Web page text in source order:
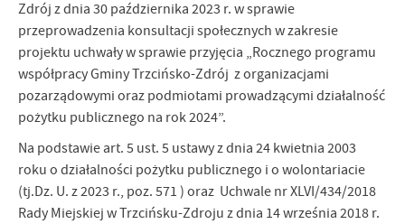
Zdrój z dnia 30 października 2023 r. w sprawie
przeprowadzenia konsultacji społecznych w zakresie
projektu uchwały w sprawie przyjęcia „Rocznego programu
współpracy Gminy Trzcińsko-Zdrój z organizacjami
pozarządowymi oraz podmiotami prowadzącymi działalność
pożytku publicznego na rok 2024”.
Na podstawie art. 5 ust. 5 ustawy z dnia 24 kwietnia 2003
roku o działalności pożytku publicznego i o wolontariacie
(tj.Dz. U. z 2023 r., poz. 571 ) oraz Uchwale nr XLVI/434/2018
Rady Miejskiej w Trzcińsku-Zdroju z dnia 14 września 2018 r.